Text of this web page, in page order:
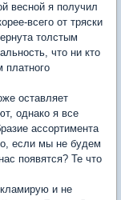
весной я получил
всего от тряски
толстым
что ни кто
платного
оставляет
однако я все
ассортимента
если мы не будем
появятся? Те что
и не